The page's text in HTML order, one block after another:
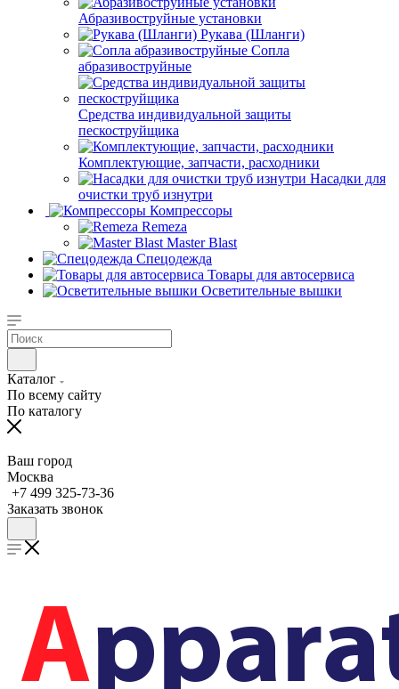
Абразивоструйные установки
Рукава (Шланги)
Сопла
абразивоструйные
Средства индивидуальной защиты
пескоструйщика
Комплектующие, запчасти, расходники
Насадки для
очистки труб изнутри
Компрессоры
Remeza
Master Blast
Спецодежда
Товары для автосервиса
Осветительные вышки
Каталог
По всему сайту
По каталогу
Ваш город
Москва
+7 499 325-73-36
Заказать звонок